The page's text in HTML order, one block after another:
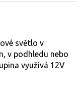
světlo v
v podhledu nebo
využívá 12V